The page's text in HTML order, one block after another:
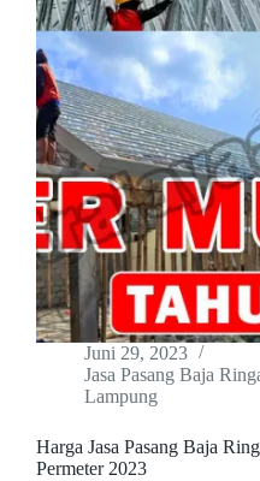
Juni 29, 2023
Jasa Pasang Baja
Lampung
Harga Jasa Pasang Baja
Permeter 2023